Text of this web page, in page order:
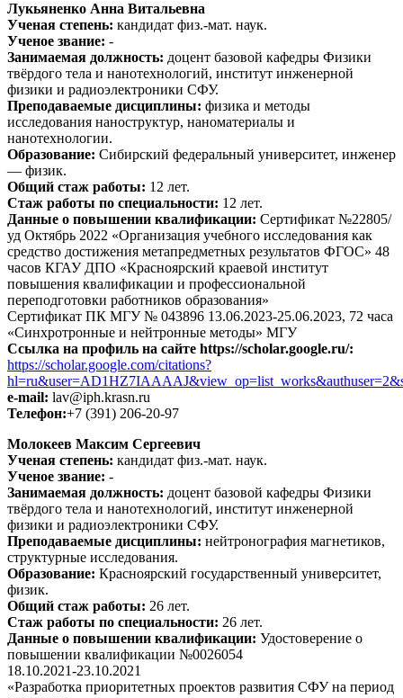
Лукьяненко Анна Витальевна
Ученая степень: кандидат физ.-мат. наук.
Ученое звание: -
Занимаемая должность: доцент базовой кафедры Физики
твёрдого тела и нанотехнологий, институт инженерной
физики и радиоэлектроники СФУ.
Преподаваемые дисциплины: физика и методы
исследования наноструктур, наноматериалы и
нанотехнологии.
Образование: Сибирский федеральный университет, инженер
— физик.
Общий стаж работы: 12 лет.
Стаж работы по специальности: 12 лет.
Данные о повышении квалификации: Сертификат №22805/
уд Октябрь 2022 «Организация учебного исследования как
средство достижения метапредметных результатов ФГОС» 48
часов КГАУ ДПО «Красноярский краевой институт
повышения квалификации и профессиональной
переподготовки работников образования»
Сертификат ПК МГУ № 043896 13.06.2023-25.06.2023, 72 часа
«Синхротронные и нейтронные методы» МГУ
Ссылка на профиль на сайте https://scholar.google.ru/:
https://scholar.google.com/citations?
e-mail: lav@iph.krasn.ru
Телефон:+7 (391) 206-20-97
Молокеев Максим Сергеевич
Ученая степень: кандидат физ.-мат. наук.
Ученое звание: -
Занимаемая должность: доцент базовой кафедры Физики
твёрдого тела и нанотехнологий, институт инженерной
физики и радиоэлектроники СФУ.
Преподаваемые дисциплины: нейтронография магнетиков,
структурные исследования.
Образование: Красноярский государственный университет,
физик.
Общий стаж работы: 26 лет.
Стаж работы по специальности: 26 лет.
Данные о повышении квалификации: Удостоверение о
повышении квалификации №0026054
18.10.2021-23.10.2021
«Разработка приоритетных проектов развития СФУ на период